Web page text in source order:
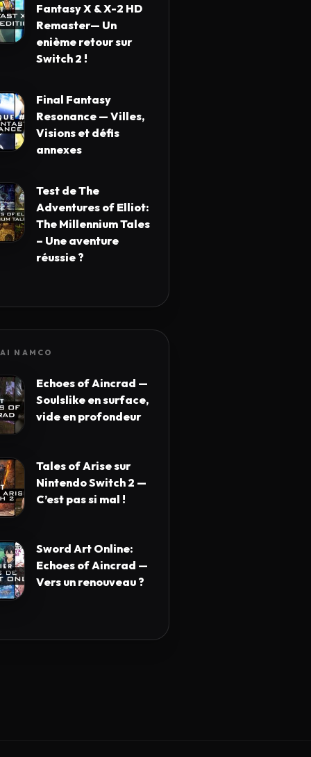
Fantasy X & X-2 HD
Remaster— Un
enième retour sur
Switch 2 !
Final Fantasy
Resonance — Villes,
Visions et défis
annexes
Test de The
Adventures of Elliot:
The Millennium Tales
– Une aventure
réussie ?
NAMCO
Echoes of Aincrad —
Soulslike en surface,
vide en profondeur
Tales of Arise sur
Nintendo Switch 2 —
C’est pas si mal !
Sword Art Online:
Echoes of Aincrad —
Vers un renouveau ?